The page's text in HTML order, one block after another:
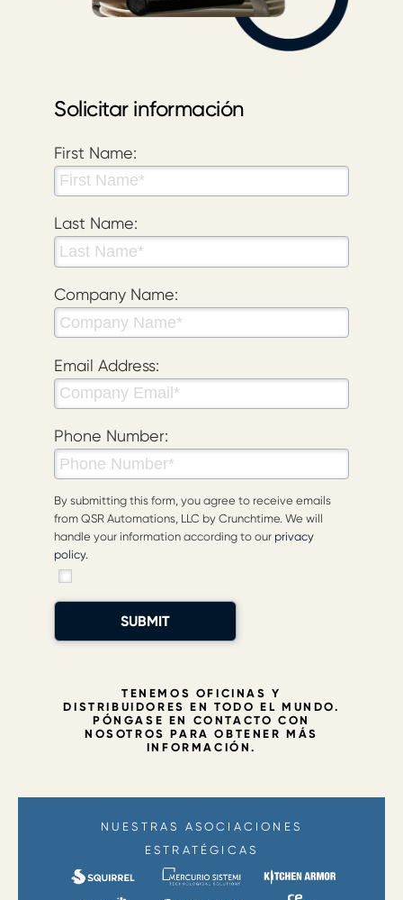
Solicitar información
First Name:
Last Name:
Company Name:
Email Address:
Phone Number:
By submitting this form, you agree to receive emails
from QSR Automations, LLC by Crunchtime. We will
handle your information according to our privacy
policy.
SUBMIT
TENEMOS OFICINAS Y
DISTRIBUIDORES EN TODO EL MUNDO.
PÓNGASE EN CONTACTO CON
NOSOTROS PARA OBTENER MÁS
INFORMACIÓN.
NUESTRAS ASOCIACIONES
ESTRATÉGICAS